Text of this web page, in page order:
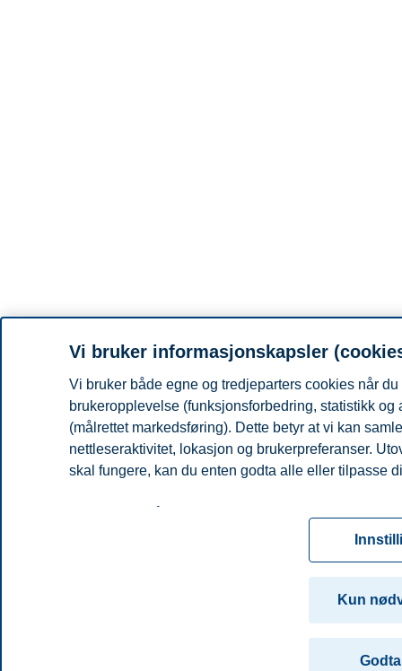
Vi bruker informasjonskapsler
Vi bruker både egne og tredjeparters cookies når
brukeropplevelse (funksjonsforbedring, statistikk
(målrettet markedsføring). Dette betyr at vi kan
nettleseraktivitet, lokasjon og brukerpreferanser.
skal fungere, kan du enten godta alle eller tilpasse
for informasjonskapsler. Du kan når som helst
ved å klikke på «Cookies» nederst på nettsiden vår.
cookie-erklæring
Kun